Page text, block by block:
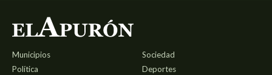
Municipios
Política
Sociedad
Deportes